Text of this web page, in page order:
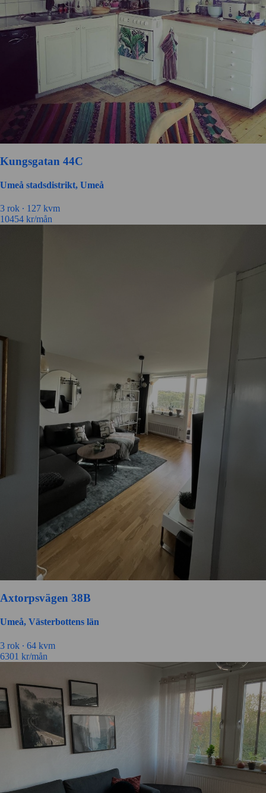
Kungsgatan 44C
Umeå stadsdistrikt, Umeå
3 rok ∙ 127 kvm
10454 kr/mån
Axtorpsvägen 38B
Umeå, Västerbottens län
3 rok ∙ 64 kvm
6301 kr/mån